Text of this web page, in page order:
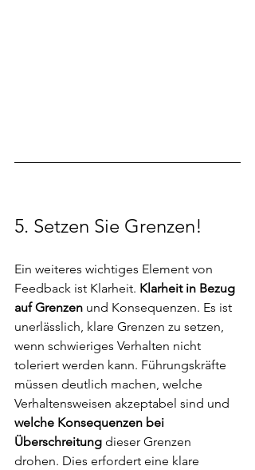
5. Setzen Sie Grenzen!
Ein weiteres wichtiges Element von
Feedback ist Klarheit. Klarheit in Bezug
auf Grenzen und Konsequenzen. Es ist
unerlässlich, klare Grenzen zu setzen,
wenn schwieriges Verhalten nicht
toleriert werden kann. Führungskräfte
müssen deutlich machen, welche
Verhaltensweisen akzeptabel sind und
welche Konsequenzen bei
Überschreitung dieser Grenzen
drohen. Dies erfordert eine klare